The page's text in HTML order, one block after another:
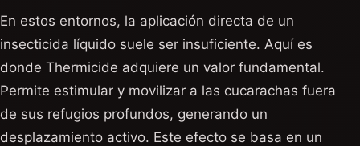
En estos entornos, la aplicación directa de un
insecticida líquido suele ser insuficiente. Aquí es
donde Thermicide adquiere un valor fundamental.
Permite estimular y movilizar a las cucarachas fuera
de sus refugios profundos, generando un
desplazamiento activo. Este efecto se basa en un